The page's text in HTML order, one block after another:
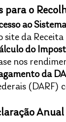
para o
ao
site da
do
nos
da
(DARF)